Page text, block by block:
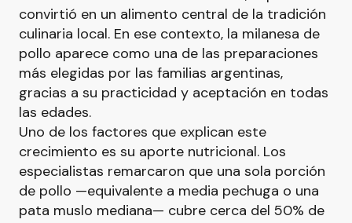
convirtió en un alimento central de la tradición
culinaria local. En ese contexto, la milanesa de
pollo aparece como una de las preparaciones
más elegidas por las familias argentinas,
gracias a su practicidad y aceptación en todas
las edades.
Uno de los factores que explican este
crecimiento es su aporte nutricional. Los
especialistas remarcaron que una sola porción
de pollo —equivalente a media pechuga o una
pata muslo mediana— cubre cerca del 50% de